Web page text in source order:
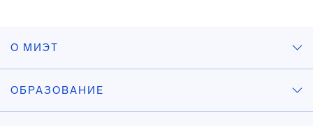
О МИЭТ
ОБРАЗОВАНИЕ